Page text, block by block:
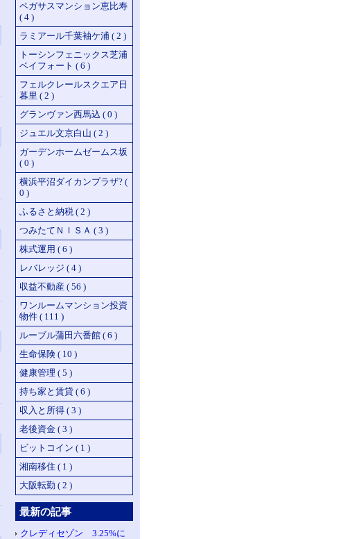
ペガサスマンション恵比寿
( 4 )
ラミアール千葉袖ケ浦 ( 2 )
トーシンフェニックス芝浦
ベイフォート ( 6 )
フェルクレールスクエア日
暮里 ( 2 )
グランヴァン西馬込 ( 0 )
ジュエル文京白山 ( 2 )
ガーデンホームゼームス坂
( 0 )
横浜平沼ダイカンプラザ? (
0 )
ふるさと納税 ( 2 )
つみたてＮＩＳＡ ( 3 )
株式運用 ( 6 )
レバレッジ ( 4 )
収益不動産 ( 56 )
ワンルームマンション投資
物件 ( 111 )
ルーブル蒲田六番館 ( 6 )
生命保険 ( 10 )
健康管理 ( 5 )
持ち家と賃貸 ( 6 )
収入と所得 ( 3 )
老後資金 ( 3 )
ビットコイン ( 1 )
湘南移住 ( 1 )
大阪転勤 ( 2 )
最新の記事
クレディセゾン 3.25%に